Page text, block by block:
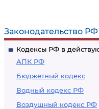
Законодательство РФ
Кодексы РФ в
АПК РФ
Бюджетный кодекс
Водный кодекс РФ
Воздушный кодекс РФ